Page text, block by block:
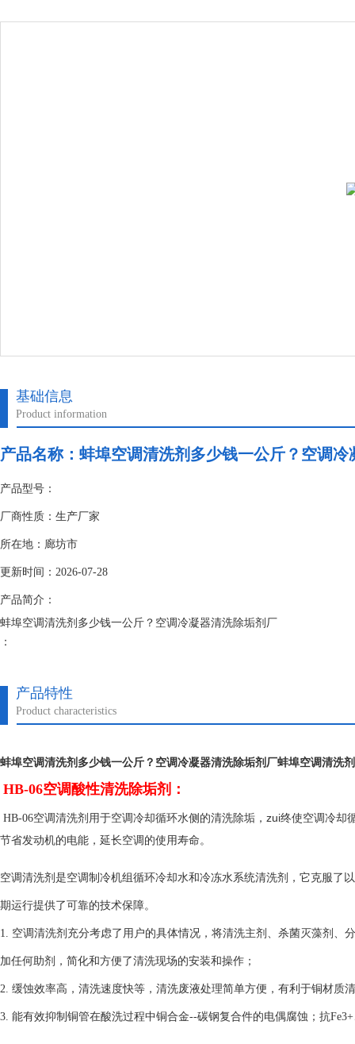
基础信息
Product information
产品名称： 蚌埠空调清洗剂多少钱一公斤？空调冷
产品型号：
厂商性质：生产厂家
所在地：廊坊市
更新时间：2026-07-28
产品简介：
蚌埠空调清洗剂多少钱一公斤？空调冷凝器清洗除垢剂厂
：
产品特性
Product characteristics
蚌埠空调清洗剂多少钱一公斤？空调冷凝器清洗除垢剂厂蚌埠空调清洗
HB-06空调酸性清洗除垢剂：
HB-06空调清洗剂 用于空调冷却循环水侧的清洗除垢，zui终使空调冷
节省发动机的电能，延长空调的使用寿命。
空调清洗剂是空调制冷机组循环冷却水和冷冻水系统清洗剂，它克服了
期运行提供了可靠的技术保障。
1. 空调清洗剂充分考虑了用户的具体情况，将清洗主剂、杀菌灭藻剂
加任何助剂，简化和方便了清洗现场的安装和操作；
2. 缓蚀效率高，清洗速度快等，清洗废液处理简单方便，有利于铜材质
3. 能有效抑制铜管在酸洗过程中铜合金--碳钢复合件的电偶腐蚀；抗